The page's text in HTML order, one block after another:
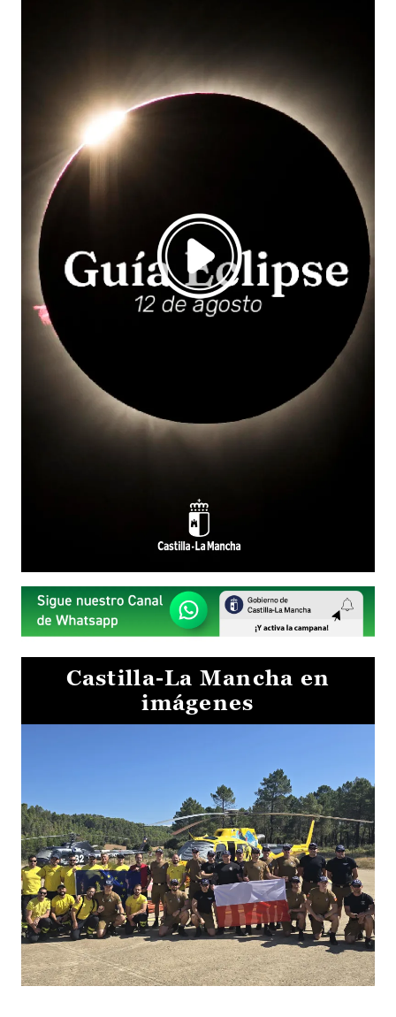
Castilla-La Mancha en
imágenes